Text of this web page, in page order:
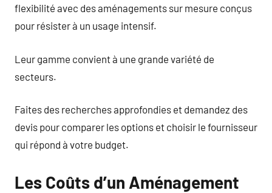
flexibilité avec des aménagements sur mesure conçus
pour résister à un usage intensif.
Leur gamme convient à une grande variété de
secteurs.
Faites des recherches approfondies et demandez des
devis pour comparer les options et choisir le fournisseur
qui répond à votre budget.
Les Coûts d’un Aménagement